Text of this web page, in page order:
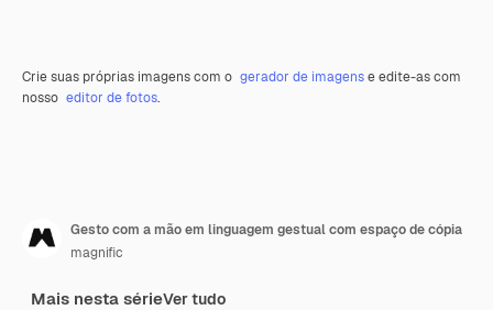
Crie suas próprias imagens com o gerador de imagense edite-as com
nosso editor de fotos.
Gesto com a mão em linguagem gestual com espaço de cópia
magnific
Mais nesta sérieVer tudo